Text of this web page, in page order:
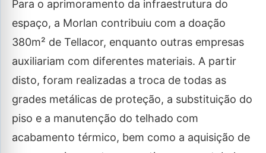
Para o aprimoramento da infraestrutura do
espaço, a Morlan contribuiu com a doação
380m² de Tellacor, enquanto outras empresas
auxiliariam com diferentes materiais. A partir
disto, foram realizadas a troca de todas as
grades metálicas de proteção, a substituição do
piso e a manutenção do telhado com
acabamento térmico, bem como a aquisição de